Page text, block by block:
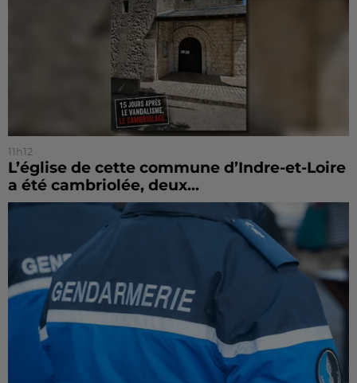
11h12
L’église de cette commune d’Indre-et-Loire
a été cambriolée, deux...